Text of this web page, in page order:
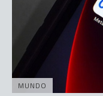
MUNDO